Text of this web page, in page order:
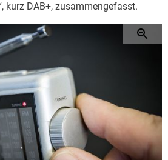
kurz DAB+, zusammengefasst.